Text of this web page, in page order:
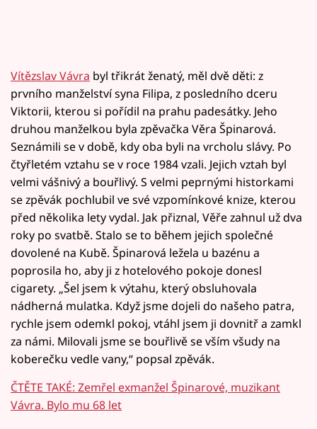
Vítězslav Vávra byl třikrát ženatý, měl dvě děti: z
prvního manželství syna Filipa, z posledního dceru
Viktorii, kterou si pořídil na prahu padesátky. Jeho
druhou manželkou byla zpěvačka Věra Špinarová.
Seznámili se v době, kdy oba byli na vrcholu slávy. Po
čtyřletém vztahu se v roce 1984 vzali. Jejich vztah byl
velmi vášnivý a bouřlivý. S velmi peprnými historkami
se zpěvák pochlubil ve své vzpomínkové knize, kterou
před několika lety vydal. Jak přiznal, Věře zahnul už dva
roky po svatbě. Stalo se to během jejich společné
dovolené na Kubě. Špinarová ležela u bazénu a
poprosila ho, aby ji z hotelového pokoje donesl
cigarety. „Šel jsem k výtahu, který obsluhovala
nádherná mulatka. Když jsme dojeli do našeho patra,
rychle jsem odemkl pokoj, vtáhl jsem ji dovnitř a zamkl
za námi. Milovali jsme se bouřlivě se vším všudy na
koberečku vedle vany,“ popsal zpěvák.
ČTĚTE TAKÉ: Zemřel exmanžel Špinarové, muzikant
Vávra. Bylo mu 68 let